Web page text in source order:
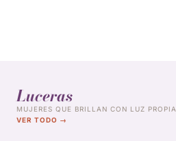
Luceras
MUJERES QUE BRILLAN CON LUZ PROPIA
VER TODO →